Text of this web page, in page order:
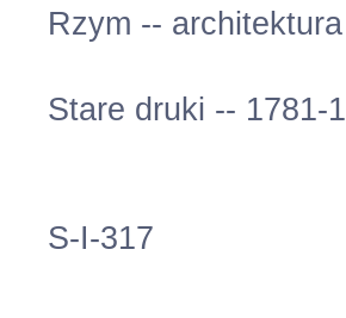
Rzym --
Stare druki -- 1781-
S-I-317